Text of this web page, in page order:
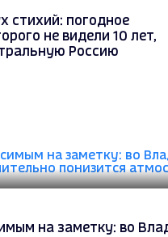
стихий: погодное
не видели 10 лет,
Россию
на заметку: во